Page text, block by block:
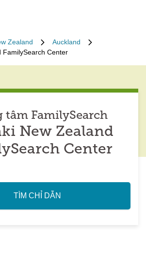
Zealand
Auckland
FamilySearch Center
tâm FamilySearch
New Zealand
Center
TÌM CHỈ DẪN